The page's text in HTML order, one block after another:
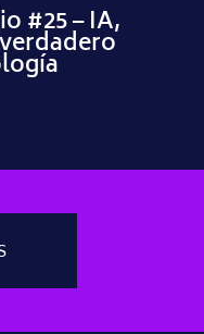
#25 – IA,